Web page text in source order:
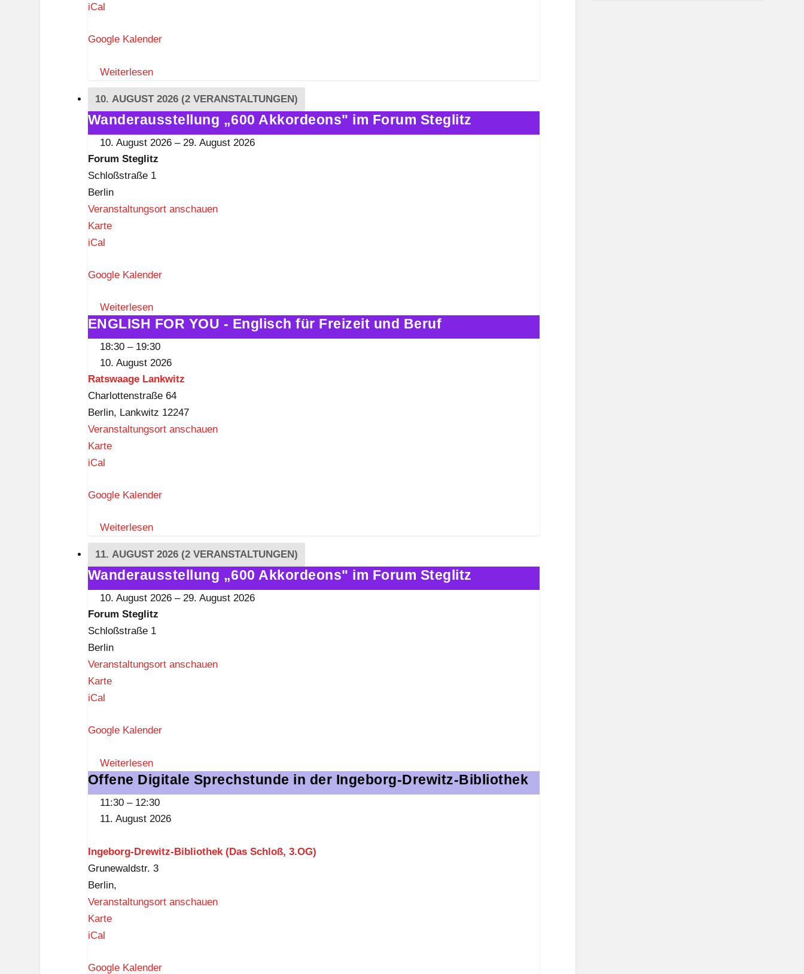
–
e
i
i
t
k
n
a
p
iCal
Google Kalender
Weiterlesen
10. AUGUST 2026 (2 VERANSTALTUNGEN)
Wanderausstellung
„600
Akkordeons"
Wanderausstellung „600 Akkordeons" im Forum Steglitz
10. August 2026 – 29. August 2026
Forum Steglitz
Schloßstraße 1
Berlin
Veranstaltungsort anschauen
KarteF
u
S
t
e
l
i
t
z
iCal
Google Kalender
Weiterlesen
ENGLISH
FOR
YOU
-
Englisch
für
Freizeit
und
Beruf
ENGLISH FOR YOU - Englisch für Freizeit und Beruf
18:30 – 19:30
10. August 2026
Ratswaage Lankwitz
Charlottenstraße 64
Berlin, Lankwitz 12247
Veranstaltungsort anschauen
KarteR
s
a
a
e
a
n
k
w
i
iCal
Google Kalender
Weiterlesen
11. AUGUST 2026 (2 VERANSTALTUNGEN)
Wanderausstellung
„600
Akkordeons"
im
Forum
Steglitz
Wanderausstellung „600 Akkordeons" im Forum Steglitz
10. August 2026 – 29. August 2026
Forum Steglitz
Schloßstraße 1
Berlin
Veranstaltungsort anschauen
KarteF
u
S
t
e
i
t
z
iCal
Google Kalender
Weiterlesen
Offene
Digitale
der
Ingeborg-
Drewitz-
Bibliothek
Offene Digitale Sprechstunde in der Ingeborg-Drewitz-Bibliothek
11:30 – 12:30
11. August 2026
Ingeborg-Drewitz-Bibliothek (Das Schloß, 3.OG)
Grunewaldstr. 3
Berlin,
Veranstaltungsort anschauen
KarteI
e
iCal
Google Kalender